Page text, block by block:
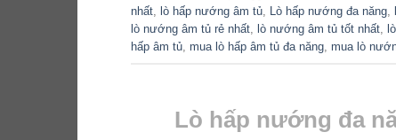
nhất, lò hấp nướng âm tủ, Lò hấp nướng đa năng,
lò nướng âm tủ rẻ nhất, lò nướng âm tủ tốt nhất,
hấp âm tủ, mua lò hấp âm tủ đa năng, mua lò
Lò hấp nướng đa